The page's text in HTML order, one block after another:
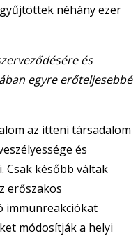
néhány ezer
és
egyre erőteljesebbé
az itteni társadalom
és
Csak később váltak
erőszakos
immunreakciókat
módosítják a helyi